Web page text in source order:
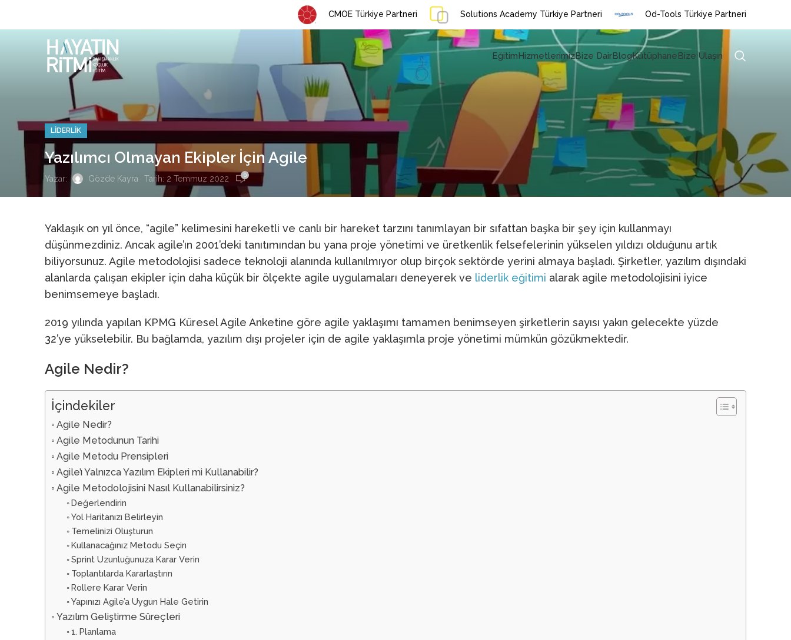
CMOE Türkiye Partneri Solutions Academy Türkiye Partneri Od-Tools Türkiye Partneri
EğitimHizmetlerimizBize DairBlogKütüphaneBize Ulaşın
LIDERLIK
Yazılımcı Olmayan Ekipler İçin Agile
Yazar: Gözde Kayra Tarih: 2 Temmuz 2022 0
Yaklaşık on yıl önce, “agile” kelimesini hareketli ve canlı bir hareket tarzını tanımlayan bir sıfattan başka bir şey için kullanmayı
düşünmezdiniz. Ancak agile’ın 2001’deki tanıtımından bu yana proje yönetimi ve üretkenlik felsefelerinin yükselen yıldızı olduğunu artık
biliyorsunuz. Agile metodolojisi sadece teknoloji alanında kullanılmıyor olup birçok sektörde yerini almaya başladı. Şirketler, yazılım dışındaki
alanlarda çalışan ekipler için daha küçük bir ölçekte agile uygulamaları deneyerek ve liderlik eğitimi alarak agile metodolojisini iyice
benimsemeye başladı.
2019 yılında yapılan KPMG Küresel Agile Anketine göre agile yaklaşımı tamamen benimseyen şirketlerin sayısı yakın gelecekte yüzde
32’ye yükselebilir. Bu bağlamda, yazılım dışı projeler için de agile yaklaşımla proje yönetimi mümkün gözükmektedir.
Agile Nedir?
İçindekiler
Agile Nedir?
Agile Metodunun Tarihi
Agile Metodu Prensipleri
Agile’ı Yalnızca Yazılım Ekipleri mi Kullanabilir?
Agile Metodolojisini Nasıl Kullanabilirsiniz?
Değerlendirin
Yol Haritanızı Belirleyin
Temelinizi Oluşturun
Kullanacağınız Metodu Seçin
Sprint Uzunluğunuza Karar Verin
Toplantılarda Kararlaştırın
Rollere Karar Verin
Yapınızı Agile’a Uygun Hale Getirin
Yazılım Geliştirme Süreçleri
1. Planlama